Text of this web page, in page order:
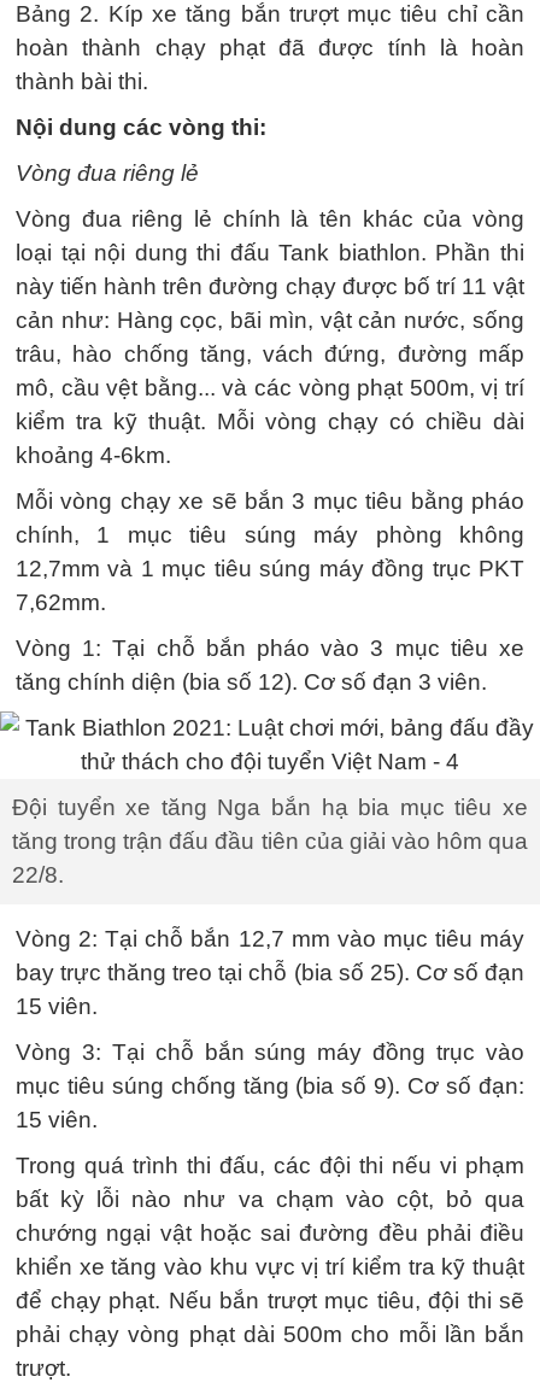
Bảng 2. Kíp xe tăng bắn trượt mục tiêu chỉ cần
hoàn thành chạy phạt đã được tính là hoàn
thành bài thi.
Nội dung các vòng thi:
Vòng đua riêng lẻ
Vòng đua riêng lẻ chính là tên khác của vòng
loại tại nội dung thi đấu Tank biathlon. Phần thi
này tiến hành trên đường chạy được bố trí 11 vật
cản như: Hàng cọc, bãi mìn, vật cản nước, sống
trâu, hào chống tăng, vách đứng, đường mấp
mô, cầu vệt bằng... và các vòng phạt 500m, vị trí
kiểm tra kỹ thuật. Mỗi vòng chạy có chiều dài
khoảng 4-6km.
Mỗi vòng chạy xe sẽ bắn 3 mục tiêu bằng pháo
chính, 1 mục tiêu súng máy phòng không
12,7mm và 1 mục tiêu súng máy đồng trục PKT
7,62mm.
Vòng 1: Tại chỗ bắn pháo vào 3 mục tiêu xe
tăng chính diện (bia số 12). Cơ số đạn 3 viên.
Đội tuyển xe tăng Nga bắn hạ bia mục tiêu xe
tăng trong trận đấu đầu tiên của giải vào hôm qua
22/8.
Vòng 2: Tại chỗ bắn 12,7 mm vào mục tiêu máy
bay trực thăng treo tại chỗ (bia số 25). Cơ số đạn
15 viên.
Vòng 3: Tại chỗ bắn súng máy đồng trục vào
mục tiêu súng chống tăng (bia số 9). Cơ số đạn:
15 viên.
Trong quá trình thi đấu, các đội thi nếu vi phạm
bất kỳ lỗi nào như va chạm vào cột, bỏ qua
chướng ngại vật hoặc sai đường đều phải điều
khiển xe tăng vào khu vực vị trí kiểm tra kỹ thuật
để chạy phạt. Nếu bắn trượt mục tiêu, đội thi sẽ
phải chạy vòng phạt dài 500m cho mỗi lần bắn
trượt.